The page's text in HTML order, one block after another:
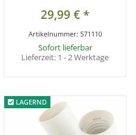
29,99 €*
Artikelnummer: 571110
Sofort lieferbar
Lieferzeit: 1 - 2 Werktage
LAGERND
LAGERND